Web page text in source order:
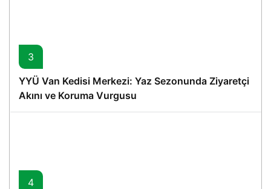
3
YYÜ Van Kedisi Merkezi: Yaz Sezonunda Ziyaretçi
Akını ve Koruma Vurgusu
4